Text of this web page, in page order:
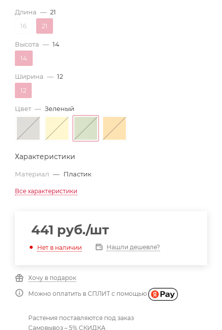
Длина — 21
16
21
Высота — 14
14
Ширина — 12
12
Цвет — Зеленый
Характеристики
Материал — Пластик
Все характеристики
441 руб./шт
Нет в наличии Нашли дешевле?
Хочу в подарок
Можно оплатить в СПЛИТ с помощью
Растения поставляются под заказ
Самовывоз – 5% СКИДКА